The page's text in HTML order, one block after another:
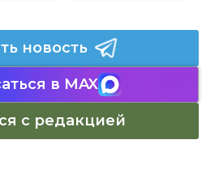
новость
в MAX
с редакцией